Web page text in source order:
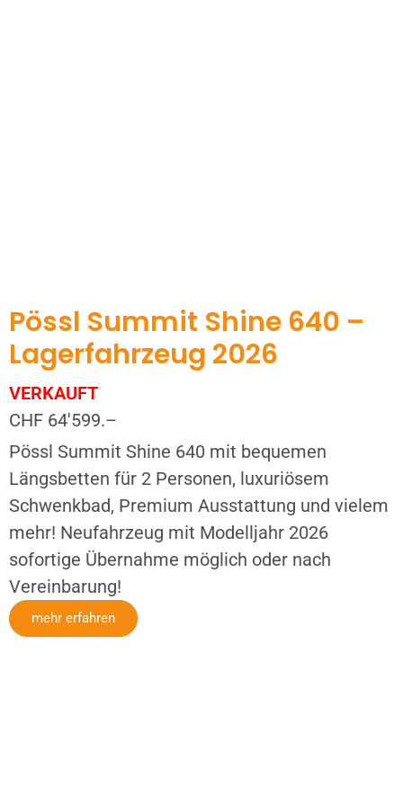
Pössl Summit Shine 640 –
Lagerfahrzeug 2026
VERKAUFT
CHF 64'599.–
Pössl Summit Shine 640 mit bequemen
Längsbetten für 2 Personen, luxuriösem
Schwenkbad, Premium Ausstattung und vielem
mehr! Neufahrzeug mit Modelljahr 2026
sofortige Übernahme möglich oder nach
Vereinbarung!
mehr erfahren